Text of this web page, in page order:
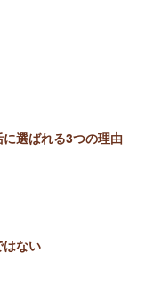
選ばれる3つの理由
ない